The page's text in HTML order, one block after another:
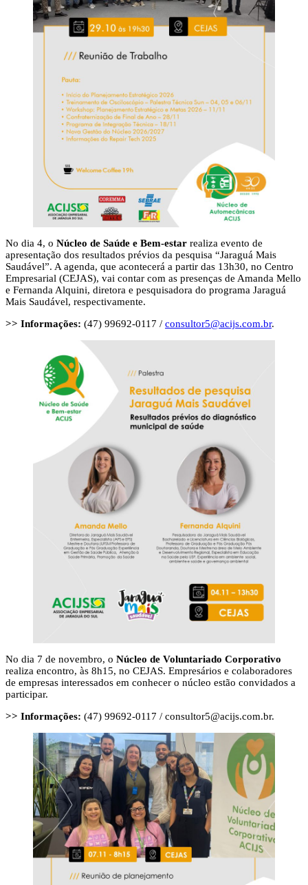
No dia 4, o Núcleo de Saúde e Bem-estar realiza evento de
apresentação dos resultados prévios da pesquisa “Jaraguá Mais
Saudável”. A agenda, que acontecerá a partir das 13h30, no Centro
Empresarial (CEJAS), vai contar com as presenças de Amanda Mello
e Fernanda Alquini, diretora e pesquisadora do programa Jaraguá
Mais Saudável, respectivamente.
>> Informações: (47) 99692-0117 / consultor5@acijs.com.br.
No dia 7 de novembro, o Núcleo de Voluntariado Corporativo
realiza encontro, às 8h15, no CEJAS. Empresários e colaboradores
de empresas interessados em conhecer o núcleo estão convidados a
participar.
>> Informações: (47) 99692-0117 / consultor5@acijs.com.br.